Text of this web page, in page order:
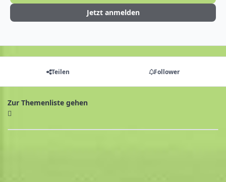
Jetzt anmelden
Teilen Follower
Zur Themenliste gehen